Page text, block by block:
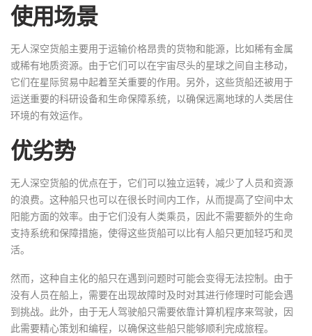
使用场景
无人深空货船主要用于运输价格昂贵的货物和能源，比如稀有金属
或稀有地质资源。由于它们可以在宇宙尽头的星球之间自主移动，
它们在星际贸易中起着至关重要的作用。另外，这些货船还被用于
运送重要的科研设备和生命保障系统，以确保远离地球的人类居住
环境的有效运作。
优劣势
无人深空货船的优点在于，它们可以独立运转，减少了人员和资源
的浪费。这种船只也可以在很长时间内工作，从而提高了空间中太
阳能方面的效率。由于它们没有人类乘员，因此不需要额外的生命
支持系统和保障措施，使得这些货船可以比有人船只更加轻巧和灵
活。
然而，这种自主化的船只在遇到问题时可能会变得无法控制。由于
没有人员在船上，需要在出现故障时及时对其进行修理时可能会遇
到挑战。此外，由于无人驾驶船只需要依靠计算机程序来驾驶，因
此需要精心策划和编程，以确保这些船只能够顺利完成旅程。